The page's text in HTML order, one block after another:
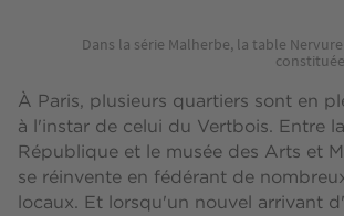
Dans la série Malherbe, la table
À Paris, plusieurs quartiers sont en
à l'instar de celui du Vertbois. Entre
République et le musée des Arts et
se réinvente en fédérant de
locaux. Et lorsqu'un nouvel arrivant